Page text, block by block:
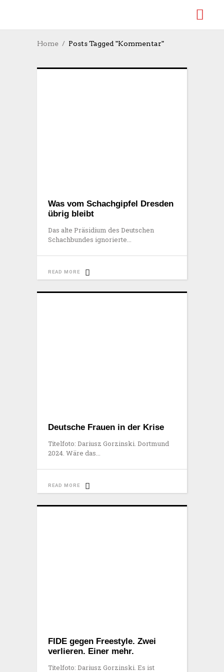
Home Posts Tagged "Kommentar"
Was vom Schachgipfel Dresden
übrig bleibt
Das alte Präsidium des Deutschen
Schachbundes ignorierte
READ MORE
Deutsche Frauen in der Krise
Titelfoto: Dariusz Gorzinski. Dortmund
2024. Wäre das
READ MORE
FIDE gegen Freestyle. Zwei
verlieren. Einer mehr.
Titelfoto: Dariusz Gorzinski. Es ist